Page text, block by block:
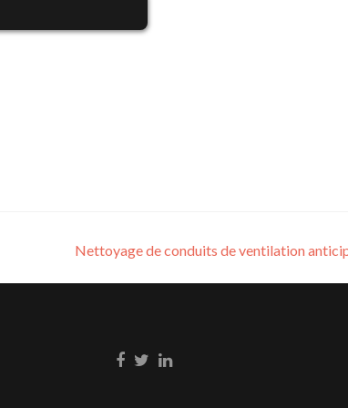
Nettoyage de conduits de ventilation